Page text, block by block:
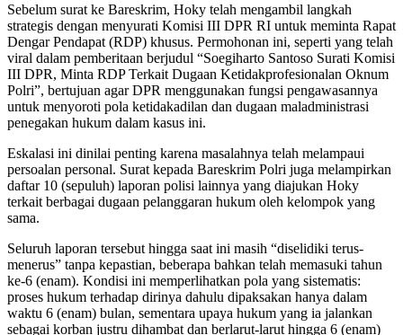
Sebelum surat ke Bareskrim, Hoky telah mengambil langkah
strategis dengan menyurati Komisi III DPR RI untuk meminta Rapat
Dengar Pendapat (RDP) khusus. Permohonan ini, seperti yang telah
viral dalam pemberitaan berjudul “Soegiharto Santoso Surati Komisi
III DPR, Minta RDP Terkait Dugaan Ketidakprofesionalan Oknum
Polri”, bertujuan agar DPR menggunakan fungsi pengawasannya
untuk menyoroti pola ketidakadilan dan dugaan maladministrasi
penegakan hukum dalam kasus ini.
Eskalasi ini dinilai penting karena masalahnya telah melampaui
persoalan personal. Surat kepada Bareskrim Polri juga melampirkan
daftar 10 (sepuluh) laporan polisi lainnya yang diajukan Hoky
terkait berbagai dugaan pelanggaran hukum oleh kelompok yang
sama.
Seluruh laporan tersebut hingga saat ini masih “diselidiki terus-
menerus” tanpa kepastian, beberapa bahkan telah memasuki tahun
ke-6 (enam). Kondisi ini memperlihatkan pola yang sistematis:
proses hukum terhadap dirinya dahulu dipaksakan hanya dalam
waktu 6 (enam) bulan, sementara upaya hukum yang ia jalankan
sebagai korban justru dihambat dan berlarut-larut hingga 6 (enam)